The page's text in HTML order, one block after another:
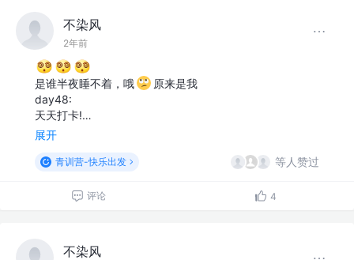
不染风
2年前
是谁半夜睡不着，哦
原来是我
day48:
天天打卡!…
展开
青训营-快乐出发 等人赞过
评论 4
不染风